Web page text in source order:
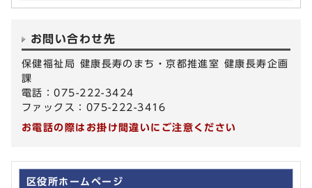
お問い合わせ先
保健福祉局 健康長寿のまち・京都推進室 健康長寿企画
課
電話：075-222-3424
ファックス：075-222-3416
お電話の際はお掛け間違いにご注意ください
区役所ホームページ